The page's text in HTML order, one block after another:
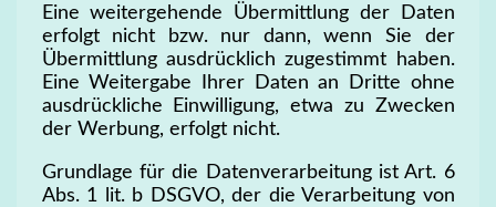
Eine weitergehende Übermittlung der Daten
erfolgt nicht bzw. nur dann, wenn Sie der
Übermittlung ausdrücklich zugestimmt haben.
Eine Weitergabe Ihrer Daten an Dritte ohne
ausdrückliche Einwilligung, etwa zu Zwecken
der Werbung, erfolgt nicht.
Grundlage für die Datenverarbeitung ist Art. 6
Abs. 1 lit. b DSGVO, der die Verarbeitung von